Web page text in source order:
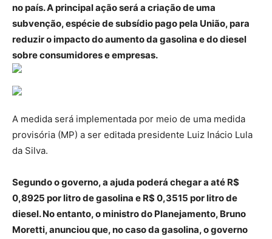
no país. A principal ação será a criação de uma
subvenção, espécie de subsídio pago pela União, para
reduzir o impacto do aumento da gasolina e do diesel
sobre consumidores e empresas.
A medida será implementada por meio de uma medida
provisória (MP) a ser editada presidente Luiz Inácio Lula
da Silva.
Segundo o governo, a ajuda poderá chegar a até R$
0,8925 por litro de gasolina e R$ 0,3515 por litro de
diesel. No entanto, o ministro do Planejamento, Bruno
Moretti, anunciou que, no caso da gasolina, o governo